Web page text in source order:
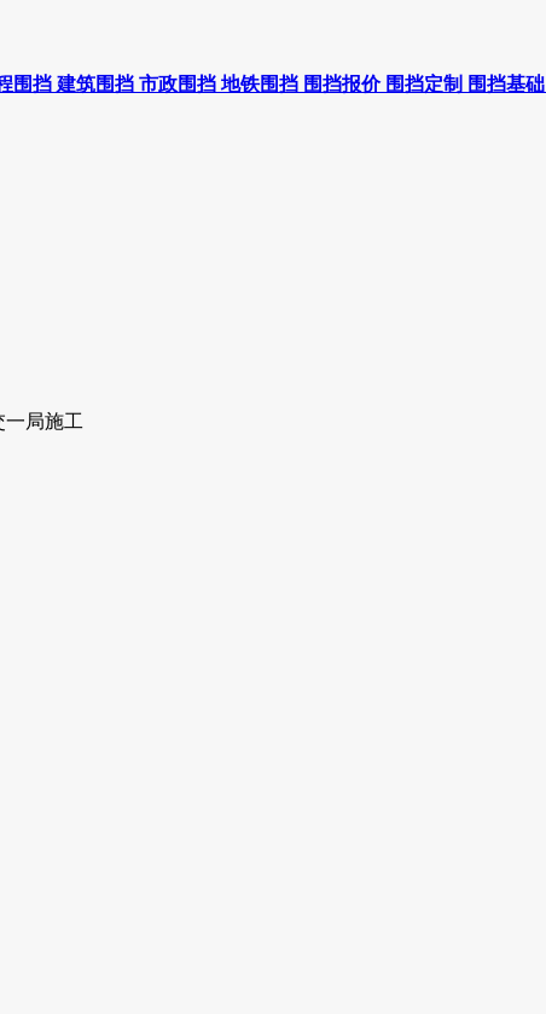
围挡 建筑围挡 市政围挡 地铁围挡 围挡报价 围挡定制 围挡基础
一局施工